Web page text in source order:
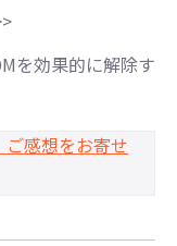
を効果的に解除す
感想をお寄せ